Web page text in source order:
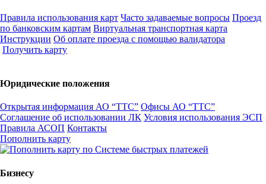
Правила использования карт Часто задаваемые вопросы Проезд
по банковским картам Виртуальная транспортная карта
Инструкции Об оплате проезда с помощью валидатора
Получить карту
Юридические положения
Открытая информация АО “ТТС” Офисы АО “ТТС”
Соглашение об использовании ЛК Условия использования ЭСП
Правила АСОП Контакты
Пополнить карту
Бизнесу